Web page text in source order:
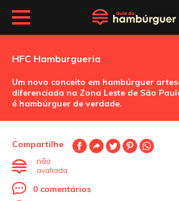
HFC Hamburgueria
Um novo conceito em hambúrguer
diferenciada na Zona Leste de São
é hambúrguer de verdade.
Compartilhe
não
avaliada
0 comentários